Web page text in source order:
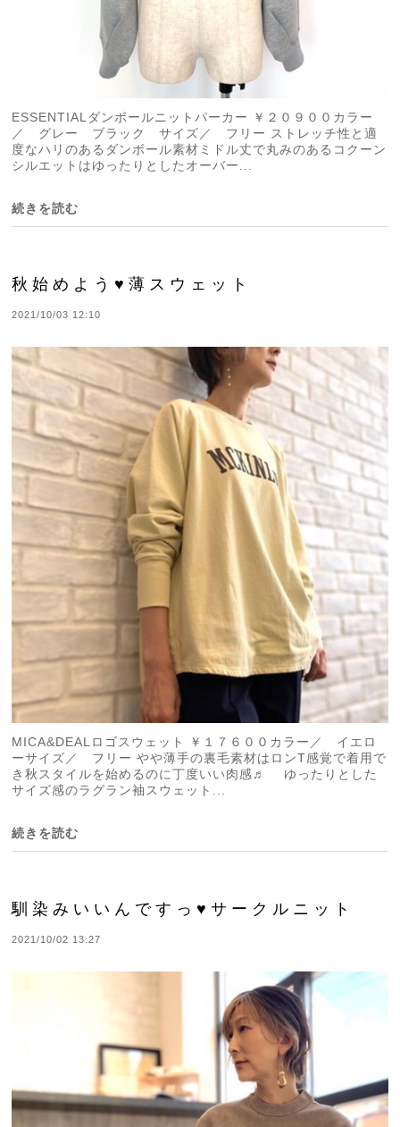
ESSENTIALダンボールニットパーカー ￥２０９００カラー
／ グレー ブラック サイズ／ フリー ストレッチ性と適
度なハリのあるダンボール素材ミドル丈で丸みのあるコクーン
シルエットはゆったりとしたオーバー...
続きを読む
秋始めよう♥薄スウェット
2021/10/03 12:10
MICA&DEALロゴスウェット ￥１７６００カラー／ イエロ
ーサイズ／ フリー やや薄手の裏毛素材はロンT感覚で着用で
き秋スタイルを始めるのに丁度いい肉感♬ ゆったりとした
サイズ感のラグラン袖スウェット...
続きを読む
馴染みいいんですっ♥サークルニット
2021/10/02 13:27